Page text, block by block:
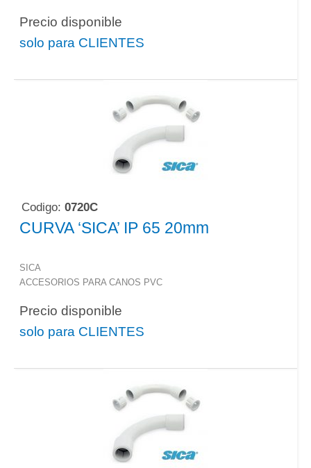
Precio disponible
solo para CLIENTES
Codigo: 0720C
CURVA ‘SICA’ IP 65 20mm
SICA
ACCESORIOS PARA CANOS PVC
Precio disponible
solo para CLIENTES